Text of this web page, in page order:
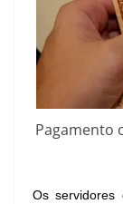
Pagamento
Os